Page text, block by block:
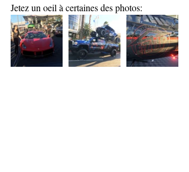
Jetez un oeil à certaines des photos: